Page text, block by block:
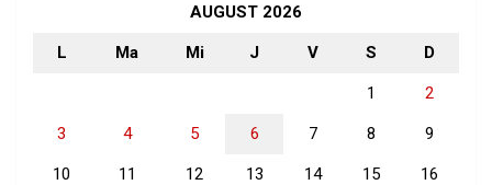
AUGUST 2026
L Ma Mi J V S D
1 2
3 4 5 6 7 8 9
10 11 12 13 14 15 16